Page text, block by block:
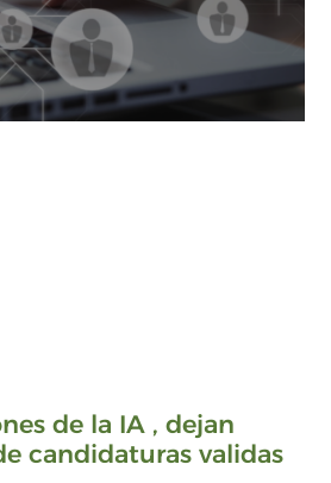
de la IA , dejan
candidaturas validas